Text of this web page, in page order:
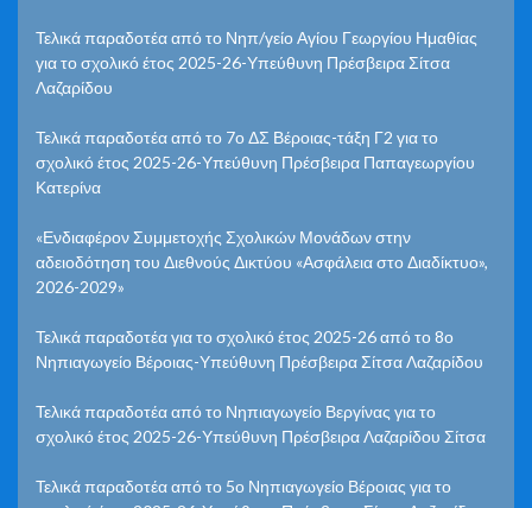
Τελικά παραδοτέα από το Νηπ/γείο Αγίου Γεωργίου Ημαθίας
για το σχολικό έτος 2025-26-Υπεύθυνη Πρέσβειρα Σίτσα
Λαζαρίδου
Τελικά παραδοτέα από το 7ο ΔΣ Βέροιας-τάξη Γ2 για το
σχολικό έτος 2025-26-Υπεύθυνη Πρέσβειρα Παπαγεωργίου
Κατερίνα
«Ενδιαφέρον Συμμετοχής Σχολικών Μονάδων στην
αδειοδότηση του Διεθνούς Δικτύου «Ασφάλεια στο Διαδίκτυο»,
2026-2029»
Τελικά παραδοτέα για το σχολικό έτος 2025-26 από το 8ο
Νηπιαγωγείο Βέροιας-Υπεύθυνη Πρέσβειρα Σίτσα Λαζαρίδου
Τελικά παραδοτέα από το Νηπιαγωγείο Βεργίνας για το
σχολικό έτος 2025-26-Υπεύθυνη Πρέσβειρα Λαζαρίδου Σίτσα
Τελικά παραδοτέα από το 5ο Νηπιαγωγείο Βέροιας για το